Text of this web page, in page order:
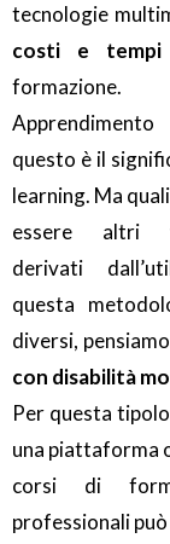
tecnologie
costi e tempi
formazione.
questo è il
learning. Ma
essere altri
derivati
questa
diversi,
con disabilità
Per questa
una piattaforma
corsi di
professionali